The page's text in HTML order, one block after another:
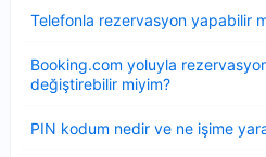
Telefonla rezervasyon yapabilir
Booking.com yoluyla
değiştirebilir miyim?
PIN kodum nedir ve ne işime